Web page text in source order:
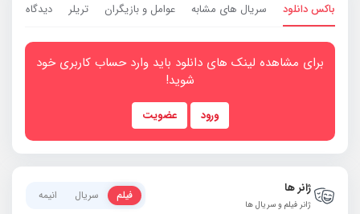
باکس دانلود سریال های مشابه عوامل و بازیگران تریلر دیدگاه ها
برای مشاهده لینک های دانلود باید وارد حساب کاربری خود
شوید!
ورود عضویت
ژانر ها
ژانر فیلم و سریال ها
فیلم سریال انیمه